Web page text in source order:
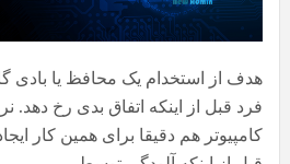
هدف از استخدام یک محافظ یا
فرد قبل از اینکه اتفاق بدی رخ دهد.
کامپیوتر هم دقیقا برای همین کار